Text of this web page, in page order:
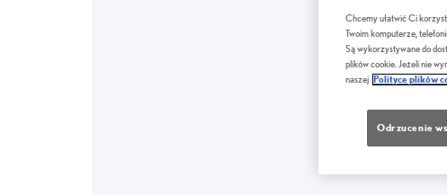
Chcemy ułatwić Ci
Twoim komputerze,
Są wykorzystywane do
plików cookie. Jeżeli nie
naszej
Polityce plików
Odrzucenie